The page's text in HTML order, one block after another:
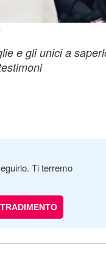
e gli unici a
Ti terremo
TRADIMENTO